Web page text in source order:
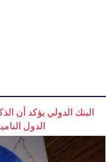
البنك الدولي يؤكد أن
الدول